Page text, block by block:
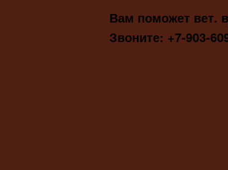
Вам поможет вет.
Звоните: +7-903-